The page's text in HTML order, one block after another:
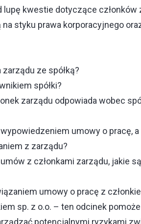
lupę kwestie dotyczące członków
styku prawa korporacyjnego
ze spółką?
spółki?
zarządu odpowiada wobec
umowy o pracę,
z zarządu?
z członkami zarządu, jakie
umowy o pracę z
sp. z o.o. – ten odcinek
potencjalnymi ryzykami